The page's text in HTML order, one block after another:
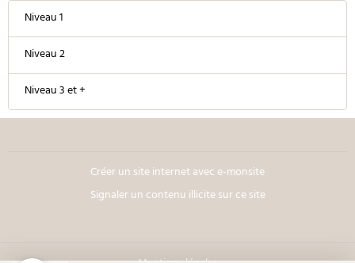
Niveau 1
Niveau 2
Niveau 3 et +
Créer un site internet avec e-monsite
Signaler un contenu illicite sur ce site